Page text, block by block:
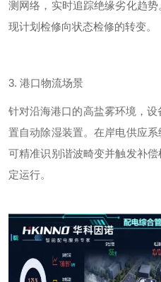
测网络，实时追踪绝缘劣化趋势
现计划检修向状态检修的转变。
3. 港口物流场景
针对沿海港口的高盐雾环境，设
置自动除湿装置。在岸电供应
可精准识别谐波畸变并触发补
定运行。